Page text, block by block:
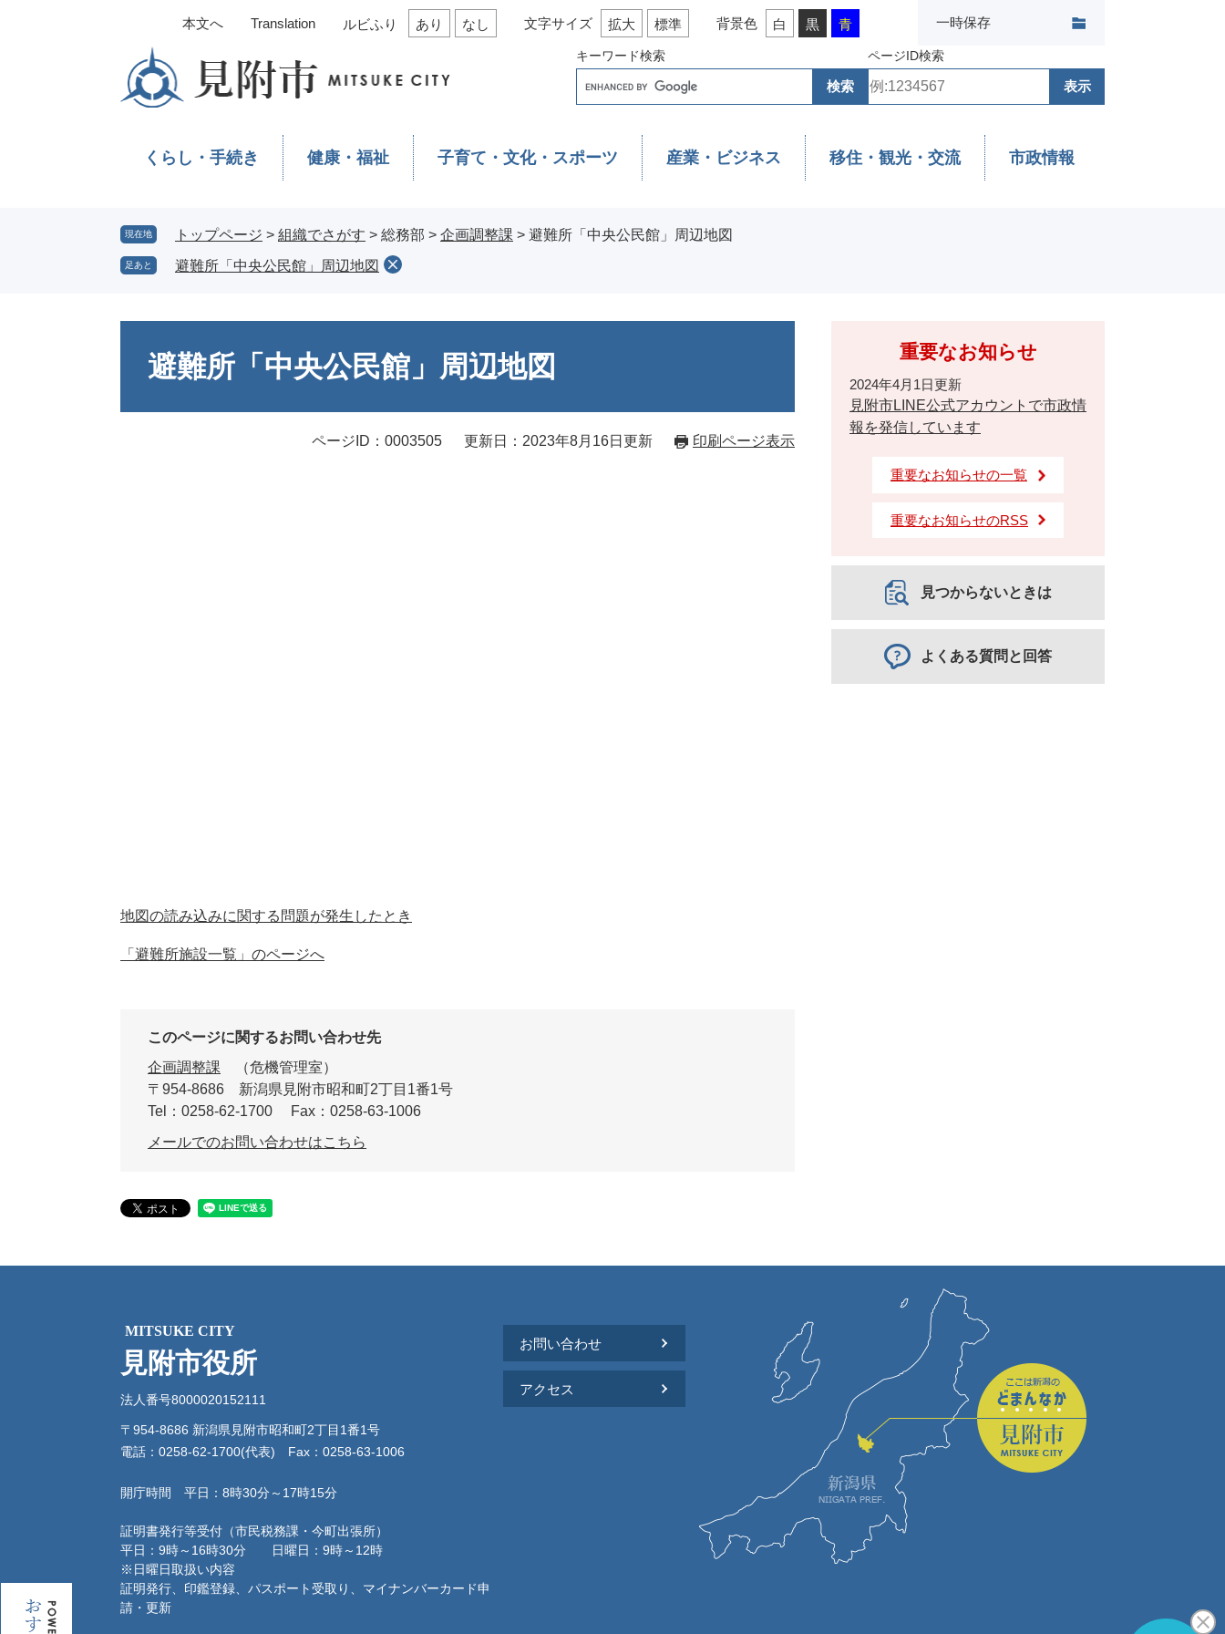
キーワード検索 ページID検索
本文へ Translation ルビふり あり なし 文字サイズ 拡大 標準 背景色 白 黒 青 一時保存
くらし・手続き 健康・福祉 子育て・文化・スポーツ 産業・ビジネス 移住・観光・交流 市政情報
現在地 トップページ > 組織でさがす > 総務部 > 企画調整課 > 避難所「中央公民館」周辺地図
足あと 避難所「中央公民館」周辺地図
避難所「中央公民館」周辺地図
ページID：0003505 更新日：2023年8月16日更新 印刷ページ表示
地図の読み込みに関する問題が発生したとき
「避難所施設一覧」のページへ
このページに関するお問い合わせ先
企画調整課
危機管理室
〒954-8686
新潟県見附市昭和町2丁目1番1号
Tel：0258-62-1700
Fax：0258-63-1006
メールでのお問い合わせはこちら
重要なお知らせ
2024年4月1日更新
見附市LINE公式アカウントで市政情
報を発信しています
重要なお知らせの一覧
重要なお知らせのRSS
見つからないときは
よくある質問と回答
MITSUKE CITY
見附市役所
法人番号8000020152111
〒954-8686 新潟県見附市昭和町2丁目1番1号
電話：0258-62-1700(代表) Fax：0258-63-1006
開庁時間 平日：8時30分～17時15分
証明書発行等受付（市民税務課・今町出張所）
平日：9時～16時30分 日曜日：9時～12時
※日曜日取扱い内容
証明発行、印鑑登録、パスポート受取り、マイナンバーカード申
請・更新
お問い合わせ
アクセス